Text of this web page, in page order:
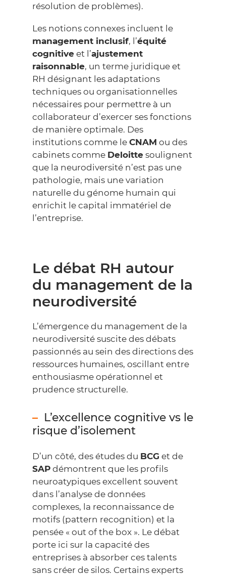
résolution de problèmes).
Les notions connexes incluent le
management inclusif, l’équité
cognitive et l’ajustement
raisonnable, un terme juridique et
RH désignant les adaptations
techniques ou organisationnelles
nécessaires pour permettre à un
collaborateur d’exercer ses fonctions
de manière optimale. Des
institutions comme le CNAM ou des
cabinets comme Deloitte soulignent
que la neurodiversité n’est pas une
pathologie, mais une variation
naturelle du génome humain qui
enrichit le capital immatériel de
l’entreprise.
Le débat RH autour
du management de la
neurodiversité
L’émergence du management de la
neurodiversité suscite des débats
passionnés au sein des directions des
ressources humaines, oscillant entre
enthousiasme opérationnel et
prudence structurelle.
L’excellence cognitive vs le
risque d’isolement
D’un côté, des études du BCG et de
SAP démontrent que les profils
neuroatypiques excellent souvent
dans l’analyse de données
complexes, la reconnaissance de
motifs (pattern recognition) et la
pensée « out of the box ». Le débat
porte ici sur la capacité des
entreprises à absorber ces talents
sans créer de silos. Certains experts